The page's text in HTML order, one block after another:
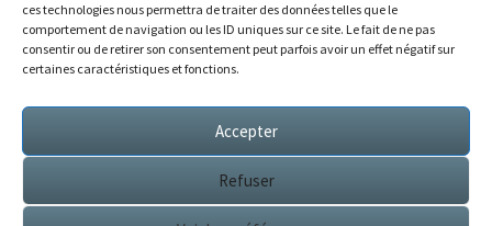
ces technologies nous permettra de traiter des données telles que le
comportement de navigation ou les ID uniques sur ce site. Le fait de ne pas
consentir ou de retirer son consentement peut parfois avoir un effet négatif sur
certaines caractéristiques et fonctions.
Accepter
Refuser
|Témoignages| Annuaire de liens|
Sitemap XML